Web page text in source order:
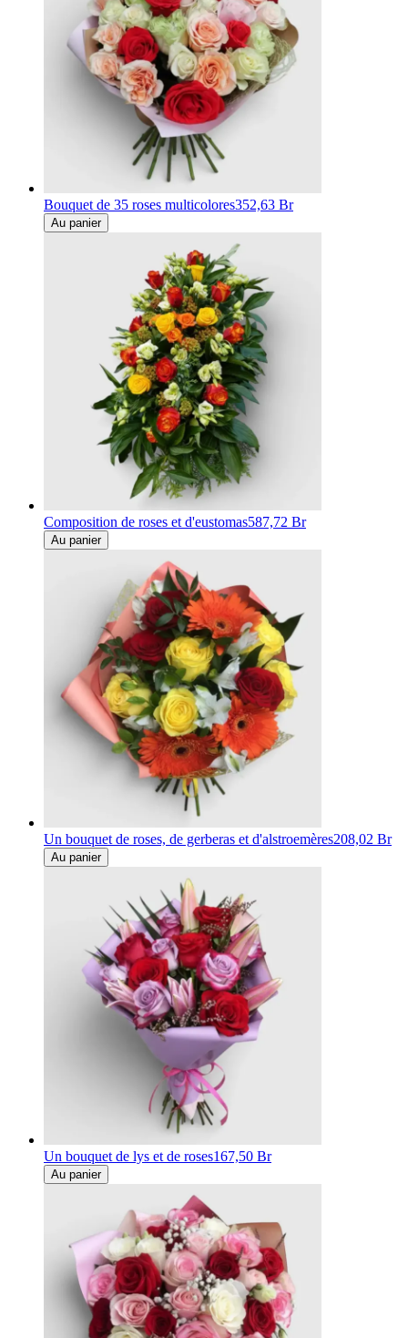
Bouquet de 35 roses multicolores352,63 Br
Au panier
Composition de roses et d'eustomas587,72 Br
Au panier
Un bouquet de roses, de gerberas et d'alstroemères208,02 Br
Au panier
Un bouquet de lys et de roses167,50 Br
Au panier